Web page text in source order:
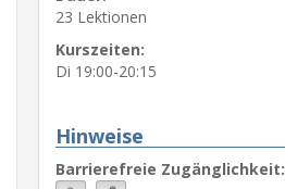
23 Lektionen
Kurszeiten:
Di 19:00-20:15
Hinweise
Barrierefreie Zugänglichkeit: